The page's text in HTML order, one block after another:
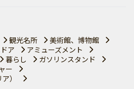
観光名所
美術館、博物館
ア
アミューズメント
暮らし
ガソリンスタンド
ー
）